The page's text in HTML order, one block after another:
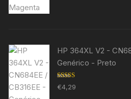
HP 364XL V2 -
Genérico - Preto
Avaliação
5.00de 5
€4,29